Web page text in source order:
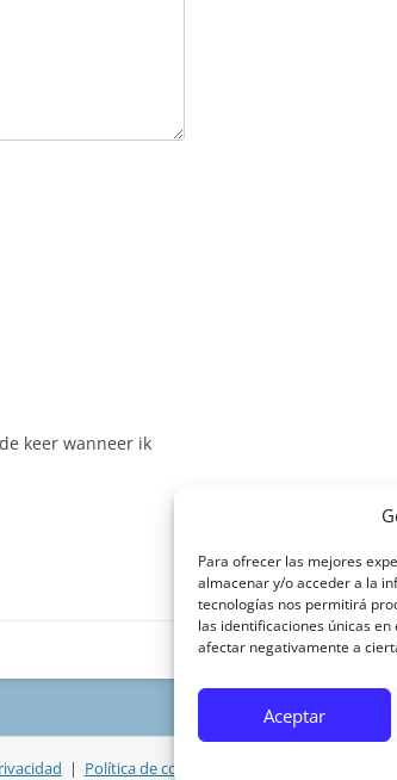
Para ofrecer las mejores
almacenar y/o acceder a la
tecnologías nos permitirá
las identificaciones únicas
afectar negativamente a
Aceptar
keer wanneer ik
| Política de cookies